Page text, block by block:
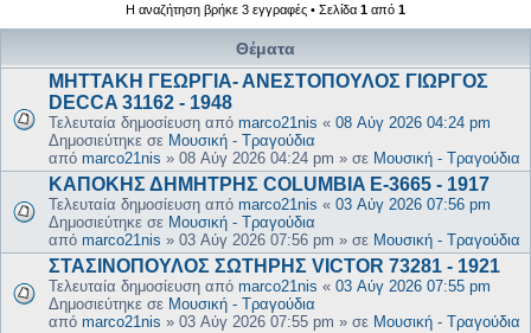
Η αναζήτηση βρήκε 3 εγγραφές • Σελίδα 1 από 1
Θέματα
ΜΗΤΤΑΚΗ ΓΕΩΡΓΙΑ- ΑΝΕΣΤΟΠΟΥΛΟΣ ΓΙΩΡΓΟΣ
DECCA 31162 - 1948
Τελευταία δημοσίευση από marco21nis « 08 Αύγ 2026 04:24 pm
Δημοσιεύτηκε σε Μουσική - Τραγούδια
από marco21nis » 08 Αύγ 2026 04:24 pm » σε Μουσική - Τραγούδια
ΚΑΠΟΚΗΣ ΔΗΜΗΤΡΗΣ COLUMBIA E-3665 - 1917
Τελευταία δημοσίευση από marco21nis « 03 Αύγ 2026 07:56 pm
Δημοσιεύτηκε σε Μουσική - Τραγούδια
από marco21nis » 03 Αύγ 2026 07:56 pm » σε Μουσική - Τραγούδια
ΣΤΑΣΙΝΟΠΟΥΛΟΣ ΣΩΤΗΡΗΣ VICTOR 73281 - 1921
Τελευταία δημοσίευση από marco21nis « 03 Αύγ 2026 07:55 pm
Δημοσιεύτηκε σε Μουσική - Τραγούδια
από marco21nis » 03 Αύγ 2026 07:55 pm » σε Μουσική - Τραγούδια